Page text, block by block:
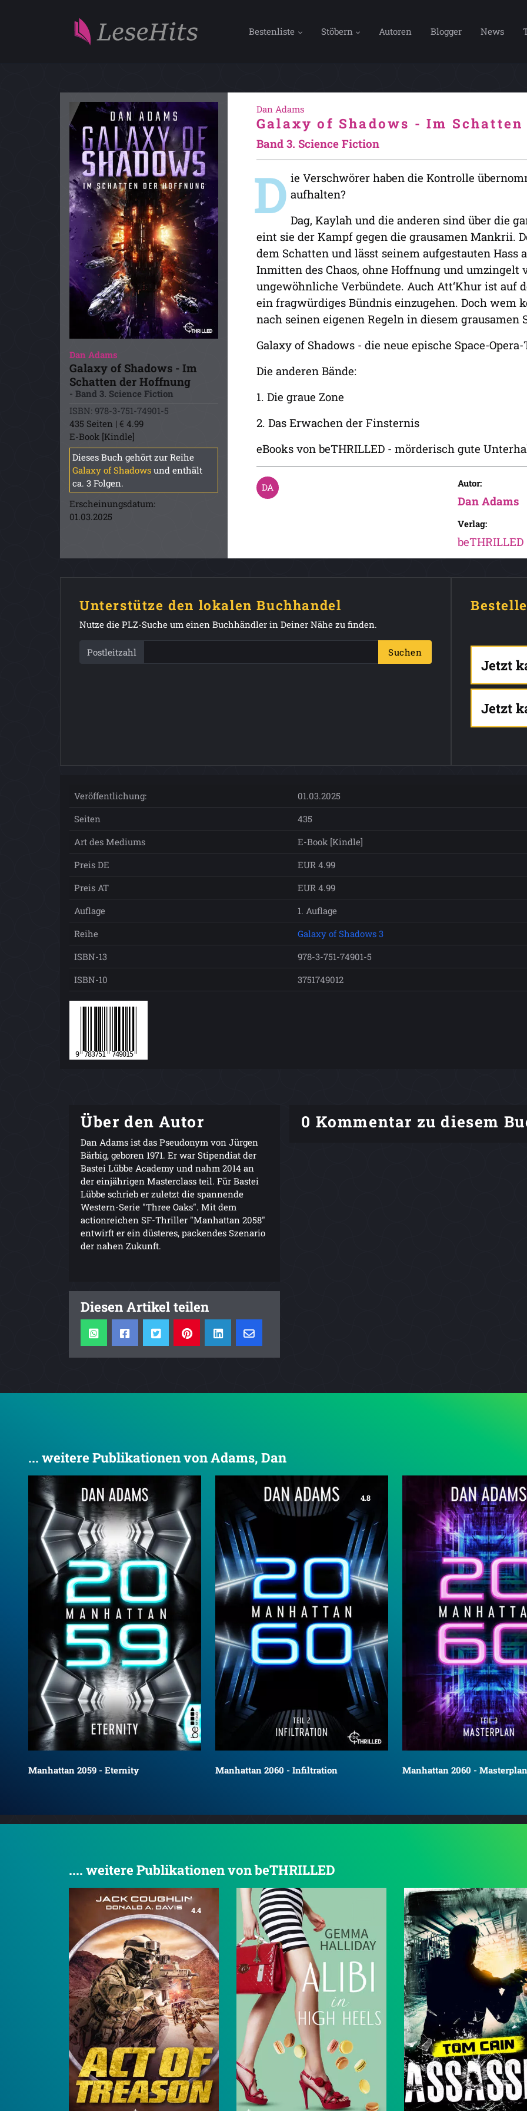
Bestenliste Stöbern Autoren Blogger News
Dan Adams
Galaxy of Shadows - Im
Schatten der Hoffnung
- Band 3. Science Fiction
ISBN: 978-3-751-74901-5
435 Seiten | € 4.99
E-Book [Kindle]
Dieses Buch gehört zur Reihe
Galaxy of Shadows und enthält
ca. 3 Folgen.
Erscheinungsdatum:
01.03.2025
Dan Adams
Galaxy of Shadows - Im
Band 3. Science Fiction
D ie Verschwörer haben die Kontrolle
aufhalten?
Dag, Kaylah und die anderen sind über die
eint sie der Kampf gegen die grausamen Mankrii.
dem Schatten und lässt seinem aufgestauten
Inmitten des Chaos, ohne Hoffnung und umzingelt
ungewöhnliche Verbündete. Auch Att‘Khur ist auf
ein fragwürdiges Bündnis einzugehen. Doch wem
nach seinen eigenen Regeln in diesem grausamen
Galaxy of Shadows - die neue epische Space-
Die anderen Bände:
1. Die graue Zone
2. Das Erwachen der Finsternis
eBooks von beTHRILLED - mörderisch gute
Autor:
Dan Adams
Verlag:
beTHRILLED
Unterstütze den lokalen Buchhandel
Nutze die PLZ-Suche um einen Buchhändler in Deiner Nähe zu finden.
Postleitzahl Suchen
Jetzt
Jetzt
Veröffentlichung:
01.03.2025
Seiten
435
Art des Mediums
E-Book [Kindle]
Preis DE
EUR 4.99
Preis AT
EUR 4.99
Auflage
1. Auflage
Reihe
Galaxy of Shadows 3
ISBN-13
978-3-751-74901-5
ISBN-10
3751749012
Über den Autor
Dan Adams ist das Pseudonym von Jürgen
Bärbig, geboren 1971. Er war Stipendiat der
Bastei Lübbe Academy und nahm 2014 an
der einjährigen Masterclass teil. Für Bastei
Lübbe schrieb er zuletzt die spannende
Western-Serie "Three Oaks". Mit dem
actionreichen SF-Thriller "Manhattan 2058"
entwirft er ein düsteres, packendes Szenario
der nahen Zukunft.
Diesen Artikel teilen
0 Kommentar zu diesem
... weitere Publikationen von Adams, Dan
Manhattan 2059 - Eternity
4.8
Manhattan 2060 - Infiltration Manhattan 2060 - Masterplan
.... weitere Publikationen von beTHRILLED
4.4